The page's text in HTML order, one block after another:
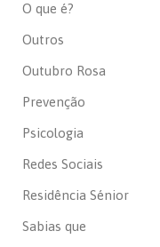
O que é?
Outros
Outubro Rosa
Prevenção
Psicologia
Redes Sociais
Residência Sénior
Sabias que